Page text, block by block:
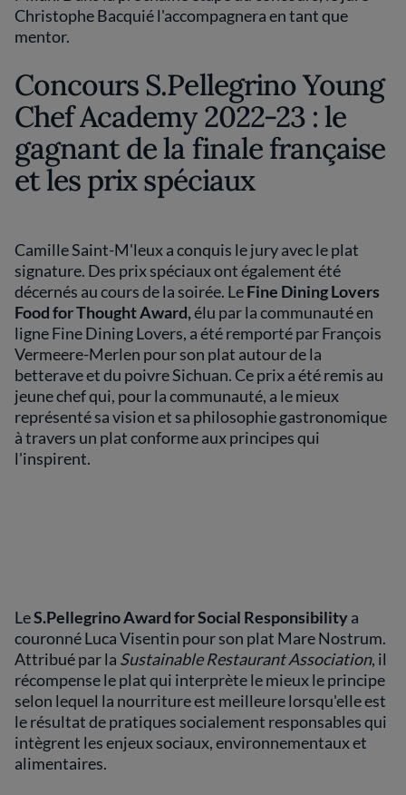
Christophe Bacquié l'accompagnera en tant que
mentor.
Concours S.Pellegrino Young
Chef Academy 2022-23 : le
gagnant de la finale française
et les prix spéciaux
Camille Saint-M'leux a conquis le jury avec le plat
signature. Des prix spéciaux ont également été
décernés au cours de la soirée. LeFine Dining Lovers
Food for Thought Award,élu par la communauté en
ligne Fine Dining Lovers, a été remporté par François
Vermeere-Merlen pour son plat autour de la
betterave et du poivre Sichuan. Ce prix a été remis au
jeune chef qui, pour la communauté, a le mieux
représenté sa vision et sa philosophie gastronomique
à travers un plat conforme aux principes qui
l'inspirent.
LeS.Pellegrino Award for Social Responsibilitya
couronné Luca Visentin pour son plat Mare Nostrum.
Attribué par la Sustainable Restaurant Association, il
récompense le plat qui interprète le mieux le principe
selon lequel la nourriture est meilleure lorsqu'elle est
le résultat de pratiques socialement responsables qui
intègrent les enjeux sociaux, environnementaux et
alimentaires.